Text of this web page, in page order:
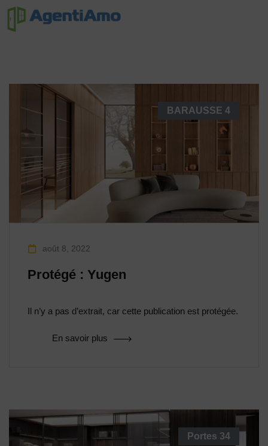
BARAUSSE 4
août 8, 2022
Protégé : Yugen
Il n’y a pas d’extrait, car cette publication est protégée.
En savoir plus
Portes 34